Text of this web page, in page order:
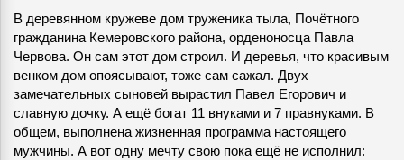
В деревянном кружеве дом труженика тыла, Почётного
гражданина Кемеровского района, орденоносца Павла
Червова. Он сам этот дом строил. И деревья, что красивым
венком дом опоясывают, тоже сам сажал. Двух
замечательных сыновей вырастил Павел Егорович и
славную дочку. А ещё богат 11 внуками и 7 правнуками. В
общем, выполнена жизненная программа настоящего
мужчины. А вот одну мечту свою пока ещё не исполнил: